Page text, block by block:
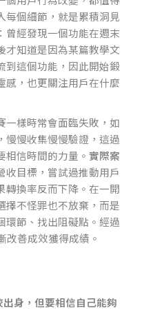
每個細節，就是累積洞見
：曾經發現一個功能在週末
才知道是因為某篇教學文
到這個功能，因此開始鍛
感，也更關注用戶在什麼
一樣時常會面臨失敗，如
慢慢收集慢慢驗證，這過
相信時間的力量。實際案
收目標，嘗試過推動用戶
轉換率反而下降。在一開
擇不怪罪也不放棄，而是
環節、找出阻礙點。經過
改善成效獲得成績。
身，但要相信自己能夠